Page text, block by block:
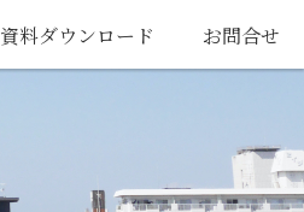
資料ダウンロード お問合せ